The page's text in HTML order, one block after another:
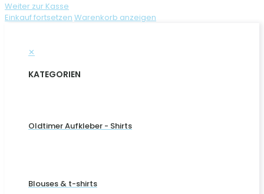
Weiter zur Kasse
Einkauf fortsetzen Warenkorb anzeigen
✕
KATEGORIEN
Oldtimer Aufkleber - Shirts
Blouses & t-shirts